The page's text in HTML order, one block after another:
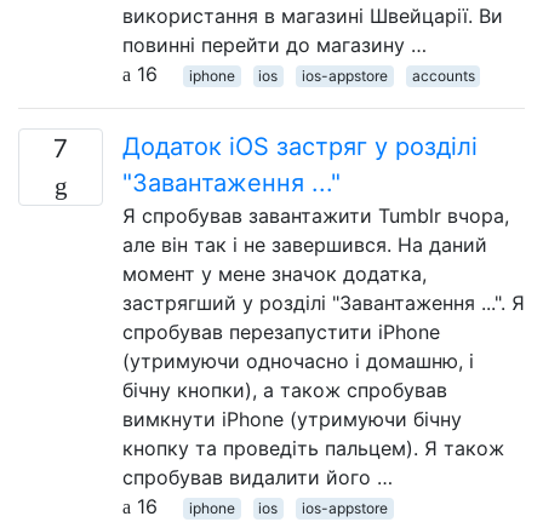
використання в магазині Швейцарії. Ви
повинні перейти до магазину …
16
iphone ios ios-appstore accounts
7
Додаток iOS застряг у розділі
"Завантаження ..."
Я спробував завантажити Tumblr вчора,
але він так і не завершився. На даний
момент у мене значок додатка,
застрягший у розділі "Завантаження ...". Я
спробував перезапустити iPhone
(утримуючи одночасно і домашню, і
бічну кнопки), а також спробував
вимкнути iPhone (утримуючи бічну
кнопку та проведіть пальцем). Я також
спробував видалити його …
16
iphone ios ios-appstore